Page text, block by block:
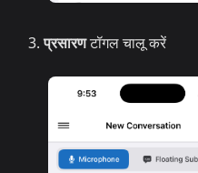
प्रसारणटॉगल चालू करें